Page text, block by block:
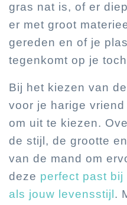
gras nat is, of er
er met groot
gereden en of je
tegenkomt op je
Bij het kiezen van
voor je harige
om uit te kiezen.
de stijl, de grootte
van de mand om
deze perfect past
als jouw levensstijl .